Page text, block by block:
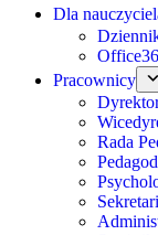
Dla
Pracownicy
Rada